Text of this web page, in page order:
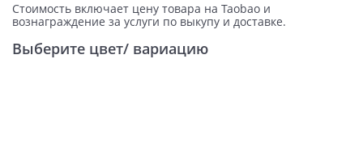
Стоимость включает цену товара на Taobao и
вознаграждение за услуги по выкупу и доставке.
Выберите цвет/ вариацию